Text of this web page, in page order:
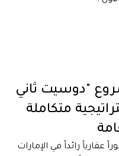
"دوسيت ثاني
متكاملة
عقارياً رائداً في الإمارات